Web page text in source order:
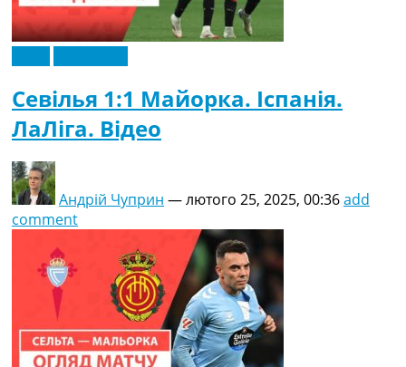
Севілья 1:1 Майорка. Іспанія.
ЛаЛіга. Відео
Андрій Чуприн —лютого 25, 2025, 00:36add
comment